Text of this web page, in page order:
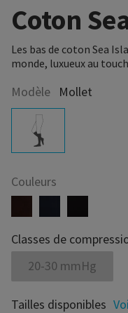
Coton
Les bas de coton Sea
monde, luxueux au
Modèle Mollet
Couleurs
Classes de
20-30 mmHg
Tailles disponibles